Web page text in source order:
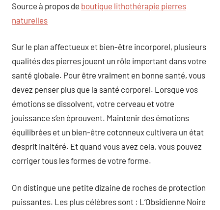
Source à propos de boutique lithothérapie pierres
naturelles
Sur le plan affectueux et bien-être incorporel, plusieurs
qualités des pierres jouent un rôle important dans votre
santé globale. Pour être vraiment en bonne santé, vous
devez penser plus que la santé corporel. Lorsque vos
émotions se dissolvent, votre cerveau et votre
jouissance s’en éprouvent. Maintenir des émotions
équilibrées et un bien-être cotonneux cultivera un état
d’esprit inaltéré. Et quand vous avez cela, vous pouvez
corriger tous les formes de votre forme.
On distingue une petite dizaine de roches de protection
puissantes. Les plus célèbres sont : L’Obsidienne Noire